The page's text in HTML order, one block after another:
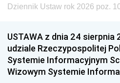
Dziennik Ustaw rok 2026 poz.
USTAWA z dnia 24 sierpnia
udziale Rzeczypospolitej
Systemie Informacyjnym
Wizowym Systemie